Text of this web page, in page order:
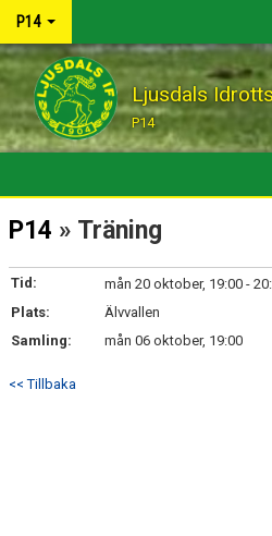
P14
Ljusdals
P14
HEM
MATCHER
KALENDER
P14 » Träning
Tid:
mån 20 oktober, 19:00 -
Plats:
Älvvallen
Samling:
mån 06 oktober, 19:00
<< Tillbaka